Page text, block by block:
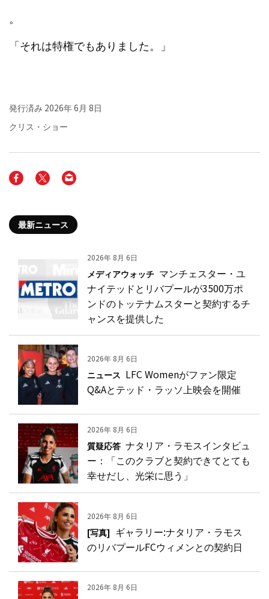
。
「それは特権でもありました。」
発行済み 2026年 6月 8日
クリス・ショー
最新ニュース
2026年 8月 6日
メディアウォッチ マンチェスター・ユ
ナイテッドとリバプールが3500万ポ
ンドのトッテナムスターと契約するチ
ャンスを提供した
2026年 8月 6日
ニュース LFC Womenがファン限定
Q&Aとテッド・ラッソ上映会を開催
2026年 8月 6日
質疑応答 ナタリア・ラモスインタビュ
ー：「このクラブと契約できてとても
幸せだし、光栄に思う」
2026年 8月 6日
[写真] ギャラリー:ナタリア・ラモス
のリバプールFCウィメンとの契約日
2026年 8月 6日